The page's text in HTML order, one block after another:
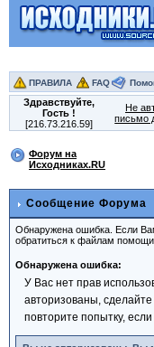
ПРАВИЛА FAQ
Здравствуйте,
Гость!
[216.73.216.59]
Не
письмо
Форум на
Исходниках.RU
Сообщение Форума
Обнаружена ошибка. Если
обратиться к файлам помощи.
Обнаружена ошибка:
У Вас нет прав
авторизованы,
повторите попытку,